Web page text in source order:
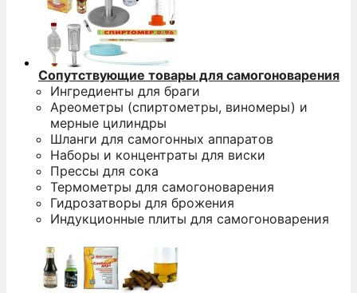
Сопутствующие товары для самогоноварения
Ингредиенты для браги
Ареометры (спиртометры, виномеры) и
мерные цилиндры
Шланги для самогонных аппаратов
Наборы и концентраты для виски
Прессы для сока
Термометры для самогоноварения
Гидрозатворы для брожения
Индукционные плиты для самогоноварения